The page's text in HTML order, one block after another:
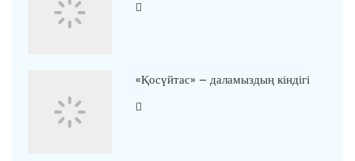
«Қосүйтас» – даламыздың кіндігі